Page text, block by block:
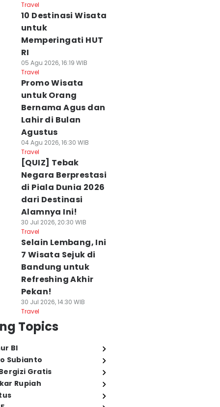
Travel
10 Destinasi Wisata
untuk
Memperingati HUT
RI
05 Agu 2026, 16:19 WIB
Travel
Promo Wisata
untuk Orang
Bernama Agus dan
Lahir di Bulan
Agustus
04 Agu 2026, 16:30 WIB
Travel
[QUIZ] Tebak
Negara Berprestasi
di Piala Dunia 2026
dari Destinasi
Alamnya Ini!
30 Jul 2026, 20:30 WIB
Travel
Selain Lembang, Ini
7 Wisata Sejuk di
Bandung untuk
Refreshing Akhir
Pekan!
30 Jul 2026, 14:30 WIB
Travel
Topics
BI
Subianto
Gratis
Rupiah